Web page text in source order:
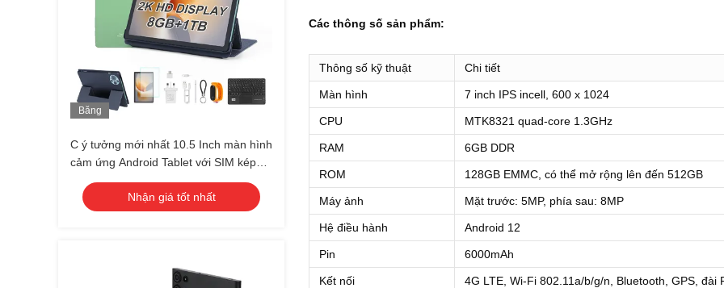
Băng
C ý tưởng mới nhất 10.5 Inch màn hình
cảm ứng Android Tablet với SIM kép
CM10500 Plus màu xanh lá cây
Nhận giá tốt nhất
Các thông số sản phẩm:
Thông số kỹ thuật Chi tiết
Màn hình 7 inch IPS incell, 600 x 1024
CPU MTK8321 quad-core 1.3GHz
RAM 6GB DDR
ROM 128GB EMMC, có thể mở rộng lên đến 512GB
Máy ảnh Mặt trước: 5MP, phía sau: 8MP
Hệ điều hành Android 12
Pin 6000mAh
Kết nối 4G LTE, Wi-Fi 802.11a/b/g/n, Bluetooth, GPS, đài